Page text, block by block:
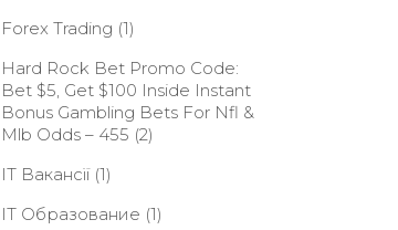
Forex Trading (1)
Hard Rock Bet Promo Code:
Bet $5, Get $100 Inside Instant
Bonus Gambling Bets For Nfl &
Mlb Odds – 455 (2)
IT Вакансії(1)
IT Образование (1)